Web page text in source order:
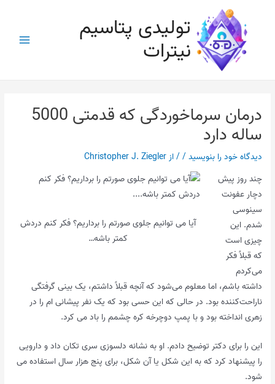
تولیدی پتاسیم
نیترات
Main
درمان سرماخوردگی که قدمتی 5000
ساله دارد
دیدگاه‌ خود را بنویسید// از Christopher J. Ziegler
آیا می توانیم جلوی صورتم را برداریم؟ فکر کنم دردش
کمتر باشه…
چند روز پیش
دچار عفونت
سینوسی
شدم. این
چیزی است
که قبلاً فکر
می‌کردم
داشته باشم، اما معلوم می‌شود که آنچه قبلاً داشتم، یک بینی گرفتگی
ناراحت‌کننده بود. در حالی که این حسی بود که یک نفر پیشانی ام را در
زهری انداخته بود و با پمپ دوچرخه کره چشمم را باد می کرد.
این را برای دکتر توضیح دادم. او به نشانه دلسوزی سری تکان داد و دارویی
را پیشنهاد کرد که به این شکل یا آن شکل، برای پنج هزار سال استفاده می
شود.